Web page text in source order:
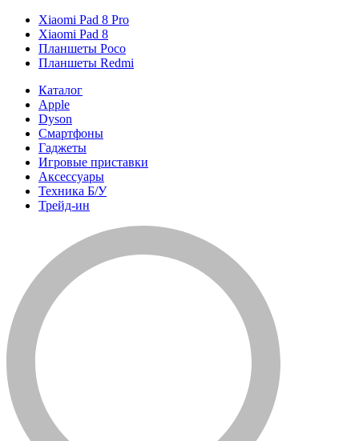
Xiaomi Pad 8 Pro
Xiaomi Pad 8
Планшеты Poco
Планшеты Redmi
Каталог
Apple
Dyson
Смартфоны
Гаджеты
Игровые приставки
Аксессуары
Техника Б/У
Трейд-ин